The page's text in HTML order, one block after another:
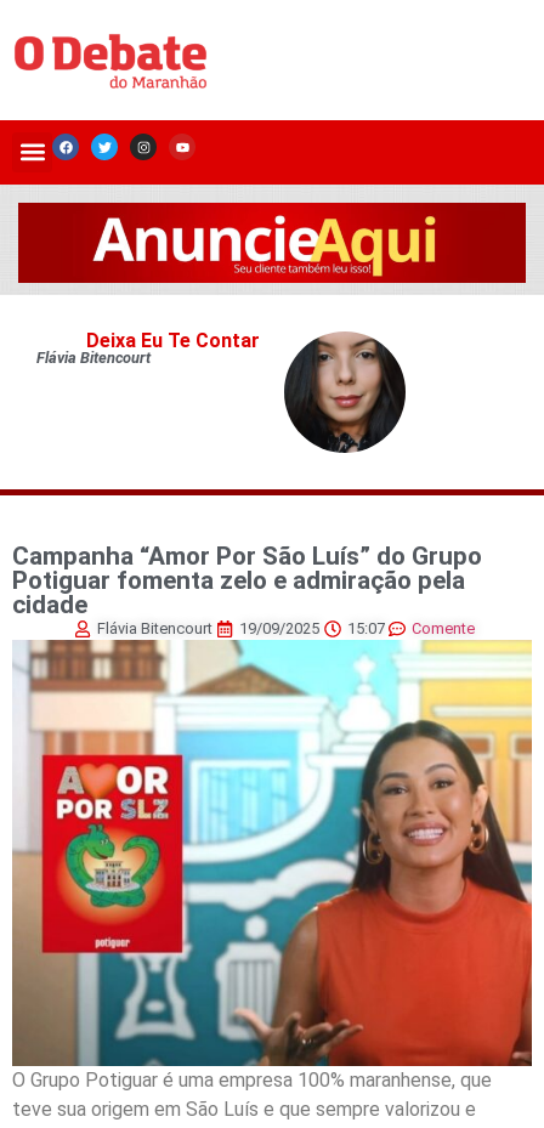
Deixa Eu Te Contar
Flávia Bitencourt
Campanha “Amor Por São Luís” do Grupo
Potiguar fomenta zelo e admiração pela
cidade
Flávia Bitencourt 19/09/2025 15:07 Comente
O Grupo Potiguar é uma empresa 100% maranhense, que
teve sua origem em São Luís e que sempre valorizou e